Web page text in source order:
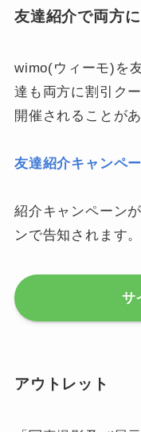
友達紹介で両方
wimo(ウィーモ)を
達も両方に割引ク
開催されることがあ
友達紹介キャンペ
紹介キャンペーン
ンで告知されます。
サ
アウトレット